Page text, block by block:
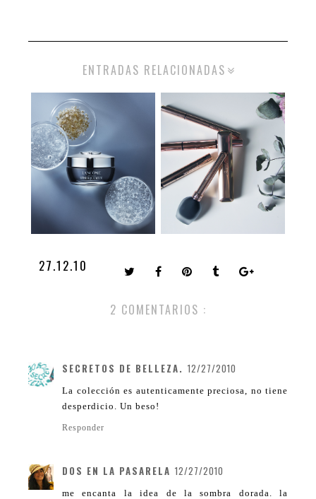
ENTRADAS RELACIONADAS
27.12.10
2 COMENTARIOS :
SECRETOS DE BELLEZA. 12/27/2010
La colección es autenticamente preciosa, no tiene
desperdicio. Un beso!
Responder
DOS EN LA PASARELA 12/27/2010
me encanta la idea de la sombra dorada. la